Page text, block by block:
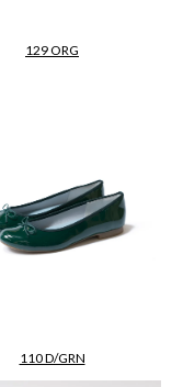
129 ORG
110 D/GRN